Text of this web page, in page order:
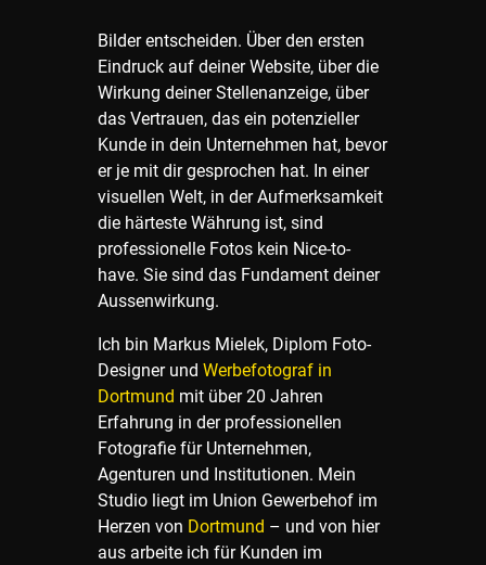
Bilder entscheiden. Über den ersten
Eindruck auf deiner Website, über die
Wirkung deiner Stellenanzeige, über
das Vertrauen, das ein potenzieller
Kunde in dein Unternehmen hat, bevor
er je mit dir gesprochen hat. In einer
visuellen Welt, in der Aufmerksamkeit
die härteste Währung ist, sind
professionelle Fotos kein Nice-to-
have. Sie sind das Fundament deiner
Aussenwirkung.
Ich bin Markus Mielek, Diplom Foto-
Designer und Werbefotograf in
Dortmund mit über 20 Jahren
Erfahrung in der professionellen
Fotografie für Unternehmen,
Agenturen und Institutionen. Mein
Studio liegt im Union Gewerbehof im
Herzen von Dortmund – und von hier
aus arbeite ich für Kunden im